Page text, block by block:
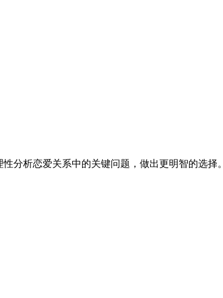
分析恋爱关系中的关键问题，做出更明智的选择。